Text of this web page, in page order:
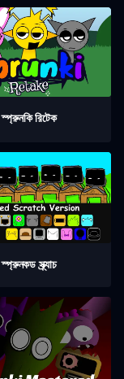
স্প্রুনকি রিটেক
স্প্রুনকড স্ক্র্যাচ